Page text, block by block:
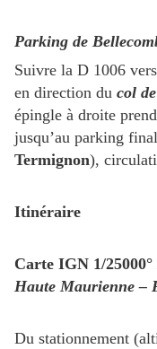
Parking de
Suivre la D 1006 vers
en direction du col
épingle à droite
jusqu’au parking
Termignon),
Itinéraire
Carte IGN 1/25000°
Haute Maurienne –
Du stationnement